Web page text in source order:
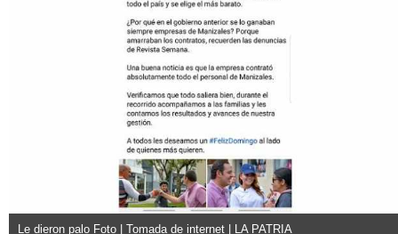
Le dieron palo Foto | Tomada de internet | LA PATRIA